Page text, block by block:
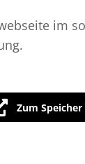
im
Zum Speicher